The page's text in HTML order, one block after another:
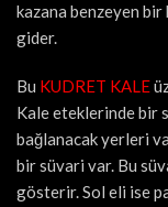
kazana benzeyen
gider.
Bu KUDRET KALE
Kale eteklerinde bir
bağlanacak yerleri
bir süvari var. Bu
gösterir. Sol eli ise